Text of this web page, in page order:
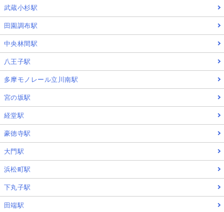
武蔵小杉駅
田園調布駅
中央林間駅
八王子駅
多摩モノレール立川南駅
宮の坂駅
経堂駅
豪徳寺駅
大門駅
浜松町駅
下丸子駅
田端駅